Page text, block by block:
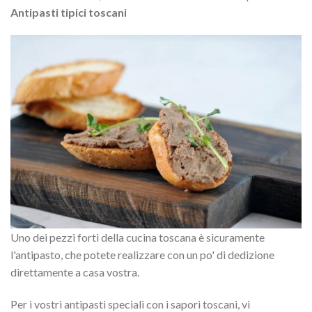
Antipasti tipici toscani
Uno dei pezzi forti della cucina toscana è sicuramente
l'antipasto, che potete realizzare con un po' di dedizione
direttamente a casa vostra.
Per i vostri antipasti speciali con i sapori toscani, vi